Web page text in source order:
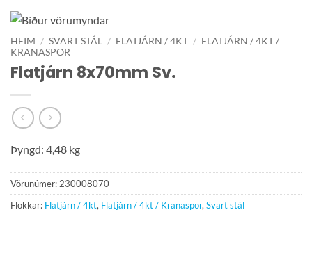
HEIM / SVART STÁL / FLATJÁRN / 4KT / FLATJÁRN / 4KT /
KRANASPOR
Flatjárn 8x70mm Sv.
Þyngd: 4,48 kg
Vörunúmer: 230008070
Flokkar: Flatjárn / 4kt, Flatjárn / 4kt / Kranaspor, Svart stál